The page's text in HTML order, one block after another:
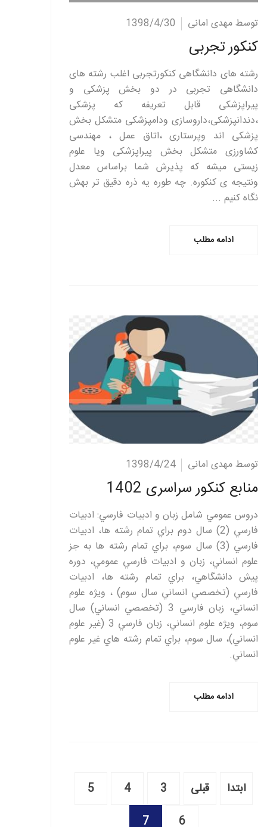
ادامه مطلب توسط مهدی امانی 1398/4/30
کنکور تجربی
رشته های دانشگاهی کنکورتجربی اغلب رشته های
دانشگاهی تجربی در دو بخش پزشکی و
پیراپزشکی قابل تعریفه که پزشکی
،دندانپزشکی،داروسازی ودامپزشکی متشکل بخش
پزشکی اند وپرستاری ،اتاق عمل ، مهندسی
کشاورزی متشکل بخش پیراپزشکی ویا علوم
زیستی میشه که پذیرش شما براساس معدل
ونتیجه ی کنکوره. چه طوره یه ذره دقیق تر بهش
نگاه کنیم ...
ادامه مطلب
ادامه مطلب توسط مهدی امانی 1398/4/24
منابع کنکور سراسری 1402
دروس عمومي شامل زبان و ادبيات فارسي: ادبيات
فارسي (2) سال دوم براي تمام رشته ها، ادبيات
فارسي (3) سال سوم، براي تمام رشته ها به جز
علوم انساني، زبان و ادبيات فارسي عمومي، دوره
پيش دانشگاهي، براي تمام رشته ها، ادبيات
فارسي (تخصصي انساني سال سوم) ، ويژه علوم
انساني، زبان فارسي 3 (تخصصي انساني) سال
سوم، ويژه علوم انساني، زبان فارسي 3 (غير علوم
انساني)، سال سوم، براي تمام رشته هاي غير علوم
انساني.
ادامه مطلب
ابتدا قبلی 3
4
5
6
7